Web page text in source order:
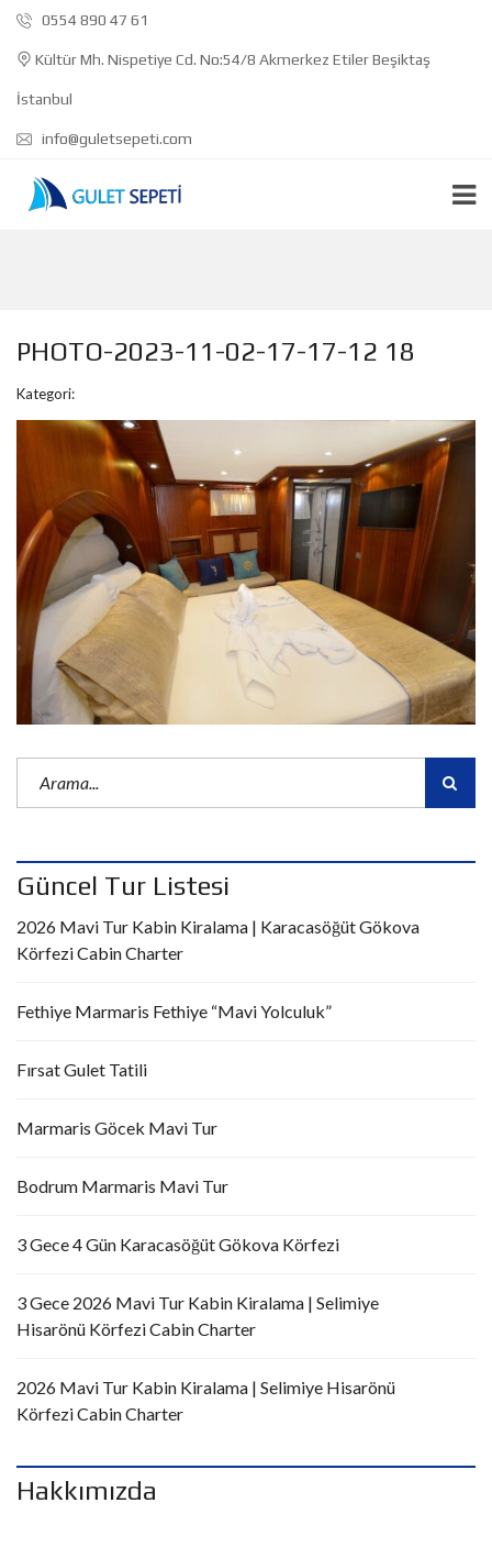
0554 890 47 61
Kültür Mh. Nispetiye Cd. No:54/8 Akmerkez Etiler Beşiktaş
İstanbul
info@guletsepeti.com
PHOTO-2023-11-02-17-17-12 18
Kategori:
Güncel Tur Listesi
2026 Mavi Tur Kabin Kiralama | Karacasöğüt Gökova
Körfezi Cabin Charter
Fethiye Marmaris Fethiye “Mavi Yolculuk”
Fırsat Gulet Tatili
Marmaris Göcek Mavi Tur
Bodrum Marmaris Mavi Tur
3 Gece 4 Gün Karacasöğüt Gökova Körfezi
3 Gece 2026 Mavi Tur Kabin Kiralama | Selimiye
Hisarönü Körfezi Cabin Charter
2026 Mavi Tur Kabin Kiralama | Selimiye Hisarönü
Körfezi Cabin Charter
Hakkımızda